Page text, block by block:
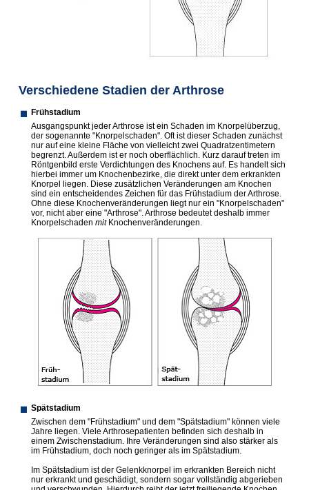
Verschiedene Stadien der Arthrose
Frühstadium
Ausgangspunkt jeder Arthrose ist ein Schaden im Knorpelüberzug,
der sogenannte "Knorpelschaden". Oft ist dieser Schaden zunächst
nur auf eine kleine Fläche von vielleicht zwei Quadratzentimetern
begrenzt. Außerdem ist er noch oberflächlich. Kurz darauf treten im
Röntgenbild erste Verdichtungen des Knochens auf. Es handelt sich
hierbei immer um Knochenbezirke, die direkt unter dem erkrankten
Knorpel liegen. Diese zusätzlichen Veränderungen am Knochen
sind ein entscheidendes Zeichen für das Frühstadium der Arthrose.
Ohne diese Knochenverände­rungen liegt nur ein "Knorpelschaden"
vor, nicht aber eine "Arthrose". Arthrose bedeutet deshalb immer
Knorpelschaden mitKnochenverände­rungen.
Spätstadium
Zwischen dem "Frühstadium" und dem "Spätstadium" können viele
Jahre liegen. Viele Arthrosepatienten befinden sich deshalb in
einem Zwischenstadium. Ihre Veränderungen sind also stärker als
im Frühstadium, doch noch geringer als im Spätstadium.
Im Spätstadium ist der Gelenkknorpel im erkrankten Bereich nicht
nur erkrankt und geschädigt, sondern sogar vollständig abgerieben